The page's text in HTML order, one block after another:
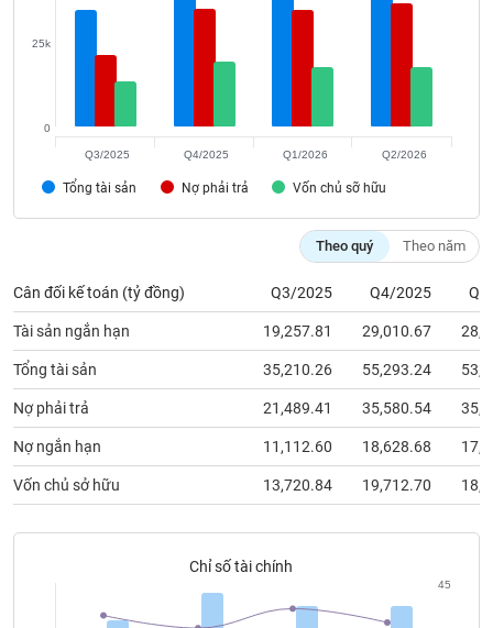
Tổng tài sản Nợ phải trả Vốn chủ sỡ hữu
0
25k
Q3/2025 Q4/2025 Q1/2026 Q2/2026
Theo quý Theo năm
Cân đối kế toán (tỷ đồng) Q3/2025 Q4/2025
Tài sản ngắn hạn 19,257.81 29,010.67
Tổng tài sản 35,210.26 55,293.24
Nợ phải trả 21,489.41 35,580.54
Nợ ngắn hạn 11,112.60 18,628.68
Vốn chủ sở hữu 13,720.84 19,712.70
Chỉ số tài chính
45
đầu
tư
Truyền
thông
tài
chính